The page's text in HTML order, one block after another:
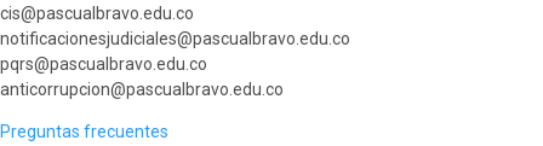
cis@pascualbravo.edu.co
notificacionesjudiciales@pascualbravo.edu.co
pqrs@pascualbravo.edu.co
anticorrupcion@pascualbravo.edu.co
Preguntas frecuentes